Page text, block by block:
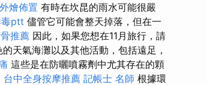
外燴佈置 有時在坎昆的雨水可能很嚴
毒ptt 儘管它可能會整天掉落，但在一
推薦 因此，如果您想在11月旅行，請
天氣海灘以及其他活動，包括遠足，
這些是在防曬噴霧劑中尤其存在的顆
台中全身按摩推薦 記帳士 名師 根據環